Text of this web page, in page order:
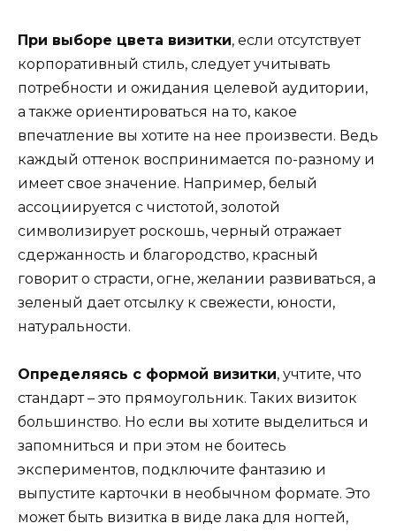
При выборе цвета визитки, если отсутствует
корпоративный стиль, следует учитывать
потребности и ожидания целевой аудитории,
а также ориентироваться на то, какое
впечатление вы хотите на нее произвести. Ведь
каждый оттенок воспринимается по-разному и
имеет свое значение. Например, белый
ассоциируется с чистотой, золотой
символизирует роскошь, черный отражает
сдержанность и благородство, красный
говорит о страсти, огне, желании развиваться, а
зеленый дает отсылку к свежести, юности,
натуральности.
Определяясь с формой визитки, учтите, что
стандарт – это прямоугольник. Таких визиток
большинство. Но если вы хотите выделиться и
запомниться и при этом не боитесь
экспериментов, подключите фантазию и
выпустите карточки в необычном формате. Это
может быть визитка в виде лака для ногтей,